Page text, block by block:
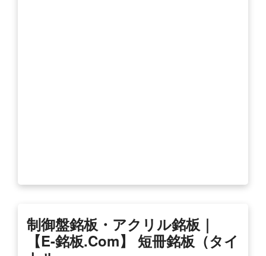
制御盤銘板・アクリル銘板｜
【e-銘板.com】 短冊銘板（タイ